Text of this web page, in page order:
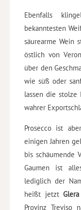
Ebenfalls
bekanntesten
säurearme Wein
östlich von
über den
wie süß oder
lassen die stolze
wahrer
Prosecco ist
einigen Jahren
bis schäumende
Gaumen ist
lediglich der
heißt jetztGlera
Provinz Treviso